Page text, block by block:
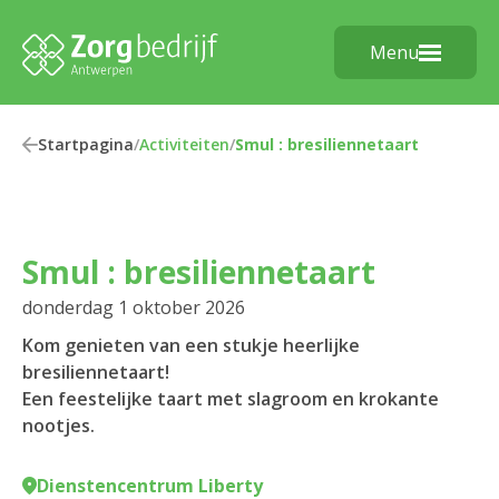
Menu
Startpagina/Activiteiten/Smul : bresiliennetaart
Smul : bresiliennetaart
donderdag 1 oktober 2026
Kom genieten van een stukje heerlijke
bresiliennetaart!
Een feestelijke taart met slagroom en krokante
nootjes.
Dienstencentrum Liberty